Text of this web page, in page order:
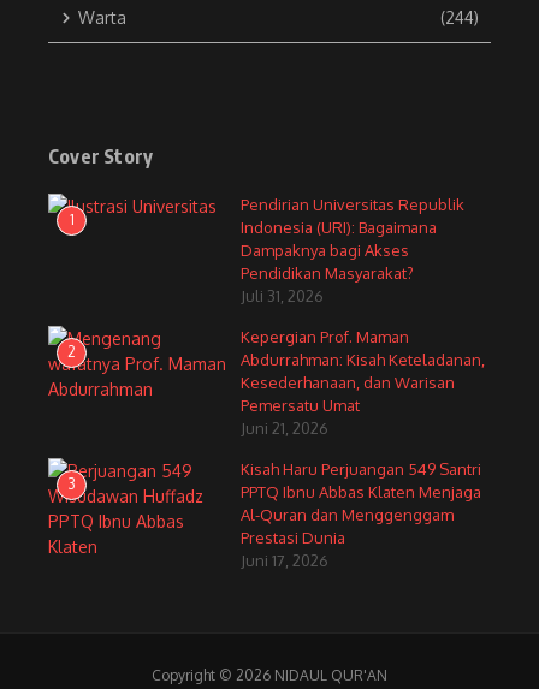
Warta (244)
Cover Story
1
Pendirian Universitas Republik
Indonesia (URI): Bagaimana
Dampaknya bagi Akses
Pendidikan Masyarakat?
Juli 31, 2026
2
Kepergian Prof. Maman
Abdurrahman: Kisah Keteladanan,
Kesederhanaan, dan Warisan
Pemersatu Umat
Juni 21, 2026
3
Kisah Haru Perjuangan 549 Santri
PPTQ Ibnu Abbas Klaten Menjaga
Al-Quran dan Menggenggam
Prestasi Dunia
Juni 17, 2026
Copyright © 2026 NIDAUL QUR'AN